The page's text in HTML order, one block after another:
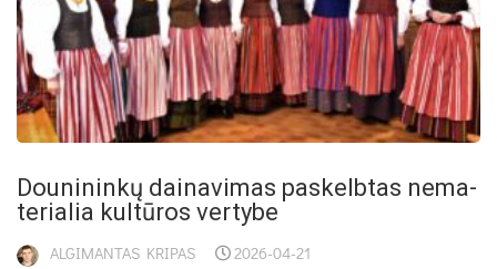
Dou­ni­nin­kų dai­na­vi­mas pa­skelb­tas ne­ma­
te­ria­lia kul­tū­ros ver­ty­be
ALGIMANTAS KRIPAS 2026-04-21